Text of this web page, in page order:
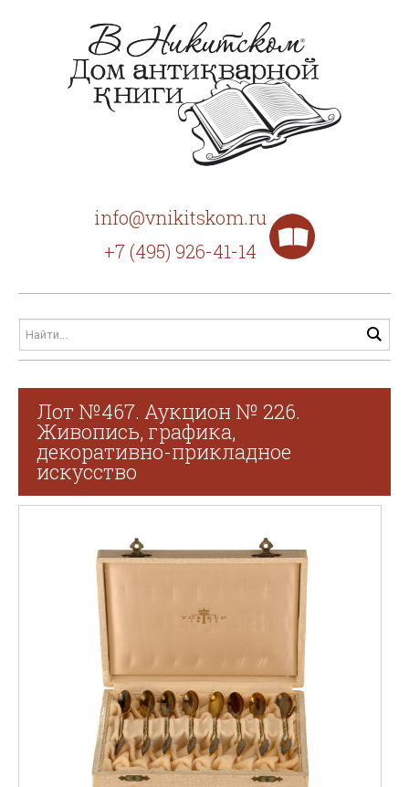
info@vnikitskom.ru
+7 (495) 926-41-14
Лот №467. Аукцион № 226.
Живопись, графика,
декоративно-прикладное
искусство